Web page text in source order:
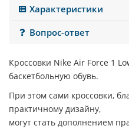
Характеристики
Вопрос-ответ
Кроссовки Nike Air Force 1
баскетбольную обувь.
При этом сами кроссовки,
практичному дизайну,
могут стать дополнением